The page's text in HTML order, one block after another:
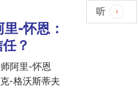
-怀恩：
？
阿里-怀恩
-格沃斯蒂夫
听